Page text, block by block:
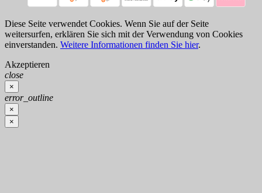
Diese Seite verwendet Cookies. Wenn Sie auf der Seite
weitersurfen, erklären Sie sich mit der Verwendung von Cookies
einverstanden. Weitere Informationen finden Sie hier.
Akzeptieren
close
×
error_outline
×
×